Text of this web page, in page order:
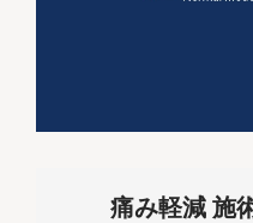
痛み軽減 施